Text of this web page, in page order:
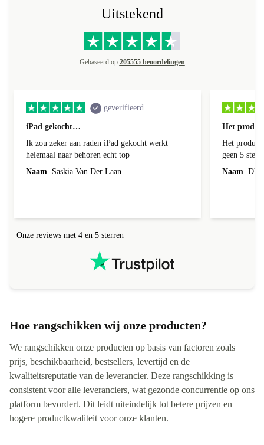
Uitstekend
Gebaseerd op 205555 beoordelingen
geverifieerd
iPad gekocht…
Ik zou zeker aan raden iPad gekocht werkt
helemaal naar behoren echt top
Naam Saskia Van Der Laan
Het
Het product
geen 5 sterren geef is de onduidelijke
Naam Dhr.
Onze reviews met 4 en 5 sterren
Hoe rangschikken wij onze producten?
We rangschikken onze producten op basis van factoren zoals
prijs, beschikbaarheid, bestsellers, levertijd en de
kwaliteitsreputatie van de leverancier. Deze rangschikking is
consistent voor alle leveranciers, wat gezonde concurrentie op ons
platform bevordert. Dit leidt uiteindelijk tot betere prijzen en
hogere productkwaliteit voor onze klanten.